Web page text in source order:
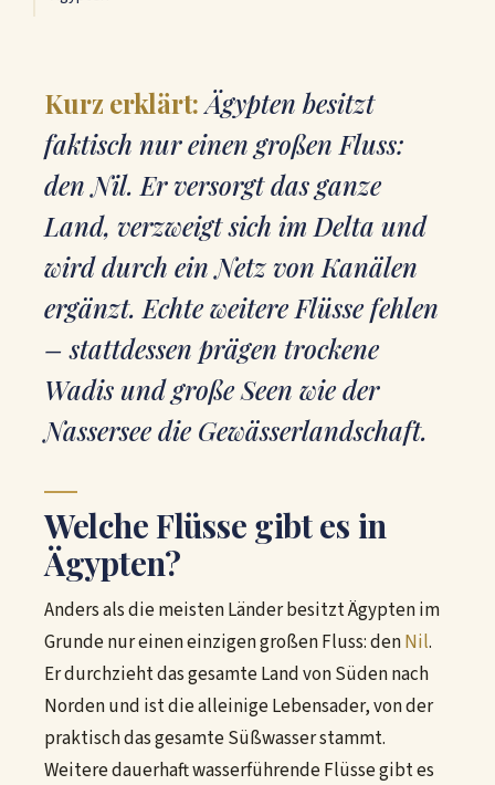
Kurz erklärt:Ägypten besitzt
faktisch nur einen großen Fluss:
den Nil. Er versorgt das ganze
Land, verzweigt sich im Delta und
wird durch ein Netz von Kanälen
ergänzt. Echte weitere Flüsse fehlen
– stattdessen prägen trockene
Wadis und große Seen wie der
Nassersee die Gewässerlandschaft.
Welche Flüsse gibt es in
Ägypten?
Anders als die meisten Länder besitzt Ägypten im
Grunde nur einen einzigen großen Fluss: denNil.
Er durchzieht das gesamte Land von Süden nach
Norden und ist die alleinige Lebensader, von der
praktisch das gesamte Süßwasser stammt.
Weitere dauerhaft wasserführende Flüsse gibt es